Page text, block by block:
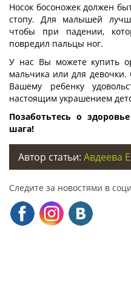
Носок босоножек должен
стопу. Для малышей
чтобы при падении,
повредил пальцы ног.
У нас Вы можете купить
мальчика или для
Вашему ребенку
настоящим украшением
Позаботьтесь о
шага!
Автор статьи: Авдеева
Следите за новостями в